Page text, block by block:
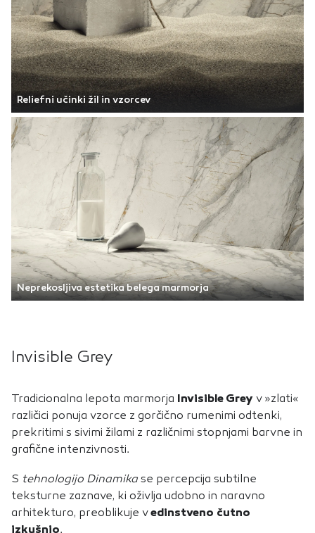
Reliefni učinki žil in vzorcev
Neprekosljiva estetika belega marmorja
Invisible Grey
Tradicionalna lepota marmorja Invisible Grey v »zlati«
različici ponuja vzorce z gorčično rumenimi odtenki,
prekritimi s sivimi žilami z različnimi stopnjami barvne in
grafične intenzivnosti.
S tehnologijo Dinamika se percepcija subtilne
teksturne zaznave, ki oživlja udobno in naravno
arhitekturo, preoblikuje vedinstveno čutno
izkušnjo.